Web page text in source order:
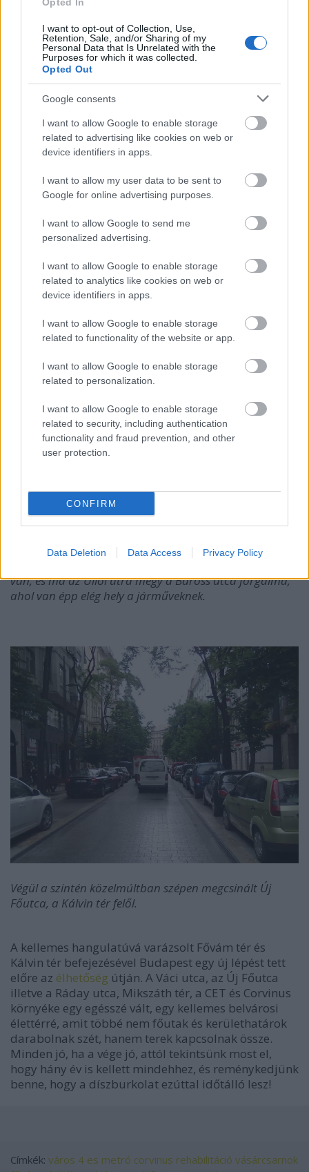
I want to opt-out of Collection, Use,
Retention, Sale, and/or Sharing of my
Personal Data that Is Unrelated with the
Purposes for which it was collected.
Opted Out
Google consents
I want to allow Google to enable storage
related to advertising like cookies on web or
device identifiers in apps.
I want to allow my user data to be sent to
Google for online advertising purposes.
I want to allow Google to send me
personalized advertising.
I want to allow Google to enable storage
related to analytics like cookies on web or
device identifiers in apps.
I want to allow Google to enable storage
related to functionality of the website or app.
I want to allow Google to enable storage
related to personalization.
I want to allow Google to enable storage
related to security, including authentication
functionality and fraud prevention, and other
user protection.
CONFIRM
Data Deletion Data Access Privacy Policy
A Kálvin tér frissen átadott része. Előtérben a Ráday
utcára behajtó rész, egy igen gyalogosbarát
megoldással: az utat a járda szintjére hozták,
térelemekkel elválasztva.
A szintén nem olyan rég átadott Baross utca, a
Főkönyvtár és a Kálvin között. Talán emlékszünk még,
Baross utcára, ésindokolatlanul sok sávban pöfögtek
van, és ma az Üllői útra megy a Baross utca forgalma,
ahol van épp elég hely a járműveknek.
Végül a szintén közelmúltban szépen megcsinált Új
Főutca, a Kálvin tér felől.
A kellemes hangulatúvá varázsolt Fővám tér és
Kálvin tér befejezésével Budapest egy új lépést tett
előre az élhetőség útján. A Váci utca, az Új Főutca
illetve a Ráday utca, Mikszáth tér, a CET és Corvinus
környéke egy egésszé vált, egy kellemes belvárosi
élettérré, amit többé nem főutak és kerülethatárok
darabolnak szét, hanem terek kapcsolnak össze.
Minden jó, ha a vége jó, attól tekintsünk most el,
hogy hány év is kellett mindehhez, és reménykedjünk
benne, hogy a díszburkolat ezúttal időtálló lesz!
Címkék: város 4 es metró corvinus rehabilitáció vásárcsarnok